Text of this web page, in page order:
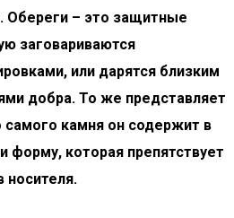
Обереги – это защитные
заговариваются
или дарятся близким
добра. То же представляет
камня он содержит в
форму, которая препятствует
носителя.